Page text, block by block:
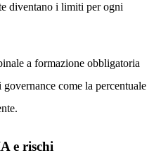
diventano i limiti per ogni
a formazione obbligatoria
come la percentuale
e rischi